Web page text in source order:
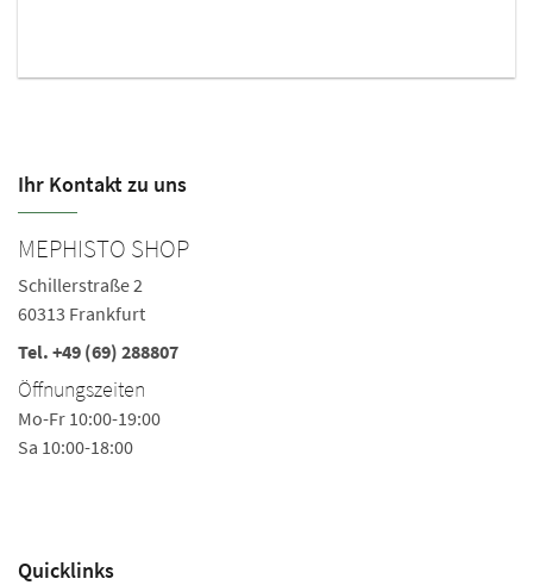
Ihr Kontakt zu uns
MEPHISTO SHOP
Schillerstraße 2
60313 Frankfurt
Tel. +49 (69) 288807
Öffnungszeiten
Mo-Fr 10:00-19:00
Sa 10:00-18:00
Quicklinks